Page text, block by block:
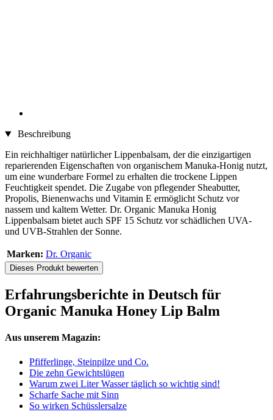
Beschreibung
Ein reichhaltiger natürlicher Lippenbalsam, der die einzigartigen
reparierenden Eigenschaften von organischem Manuka-Honig nutzt,
um eine wunderbare Formel zu erhalten die trockene Lippen
Feuchtigkeit spendet. Die Zugabe von pflegender Sheabutter,
Propolis, Bienenwachs und Vitamin E ermöglicht Schutz vor
nassem und kaltem Wetter. Dr. Organic Manuka Honig
Lippenbalsam bietet auch SPF 15 Schutz vor schädlichen UVA-
und UVB-Strahlen der Sonne.
Marken: Dr. Organic
Dieses Produkt bewerten
Erfahrungsberichte in Deutsch für
Organic Manuka Honey Lip Balm
Aus unserem Magazin:
Pfifferlinge, Steinpilze und Co.
Die zehn Gewichtslügen
Warum zwei Liter Wasser täglich so wichtig sind!
Scharfe Sache mit Sinn
So wirken Schüsslersalze